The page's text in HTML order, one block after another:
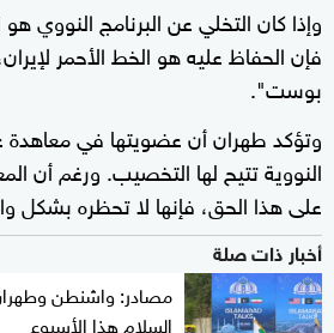
وإذا كان التخلي عن البرنامج النووي
فإن الحفاظ عليه هو الخط الأحمر
بوست".
وتؤكد طهران أن عضويتها في معاهدة
النووية تتيح لها التخصيب. ورغم أن
على هذا الحق، فإنها لا تحظره بشكل
أخبار ذات صلة
مصادر: واشنطن
السلام هذا الأسبوع